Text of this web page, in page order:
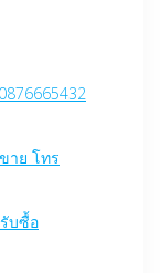
าย โทร
บซื้อ